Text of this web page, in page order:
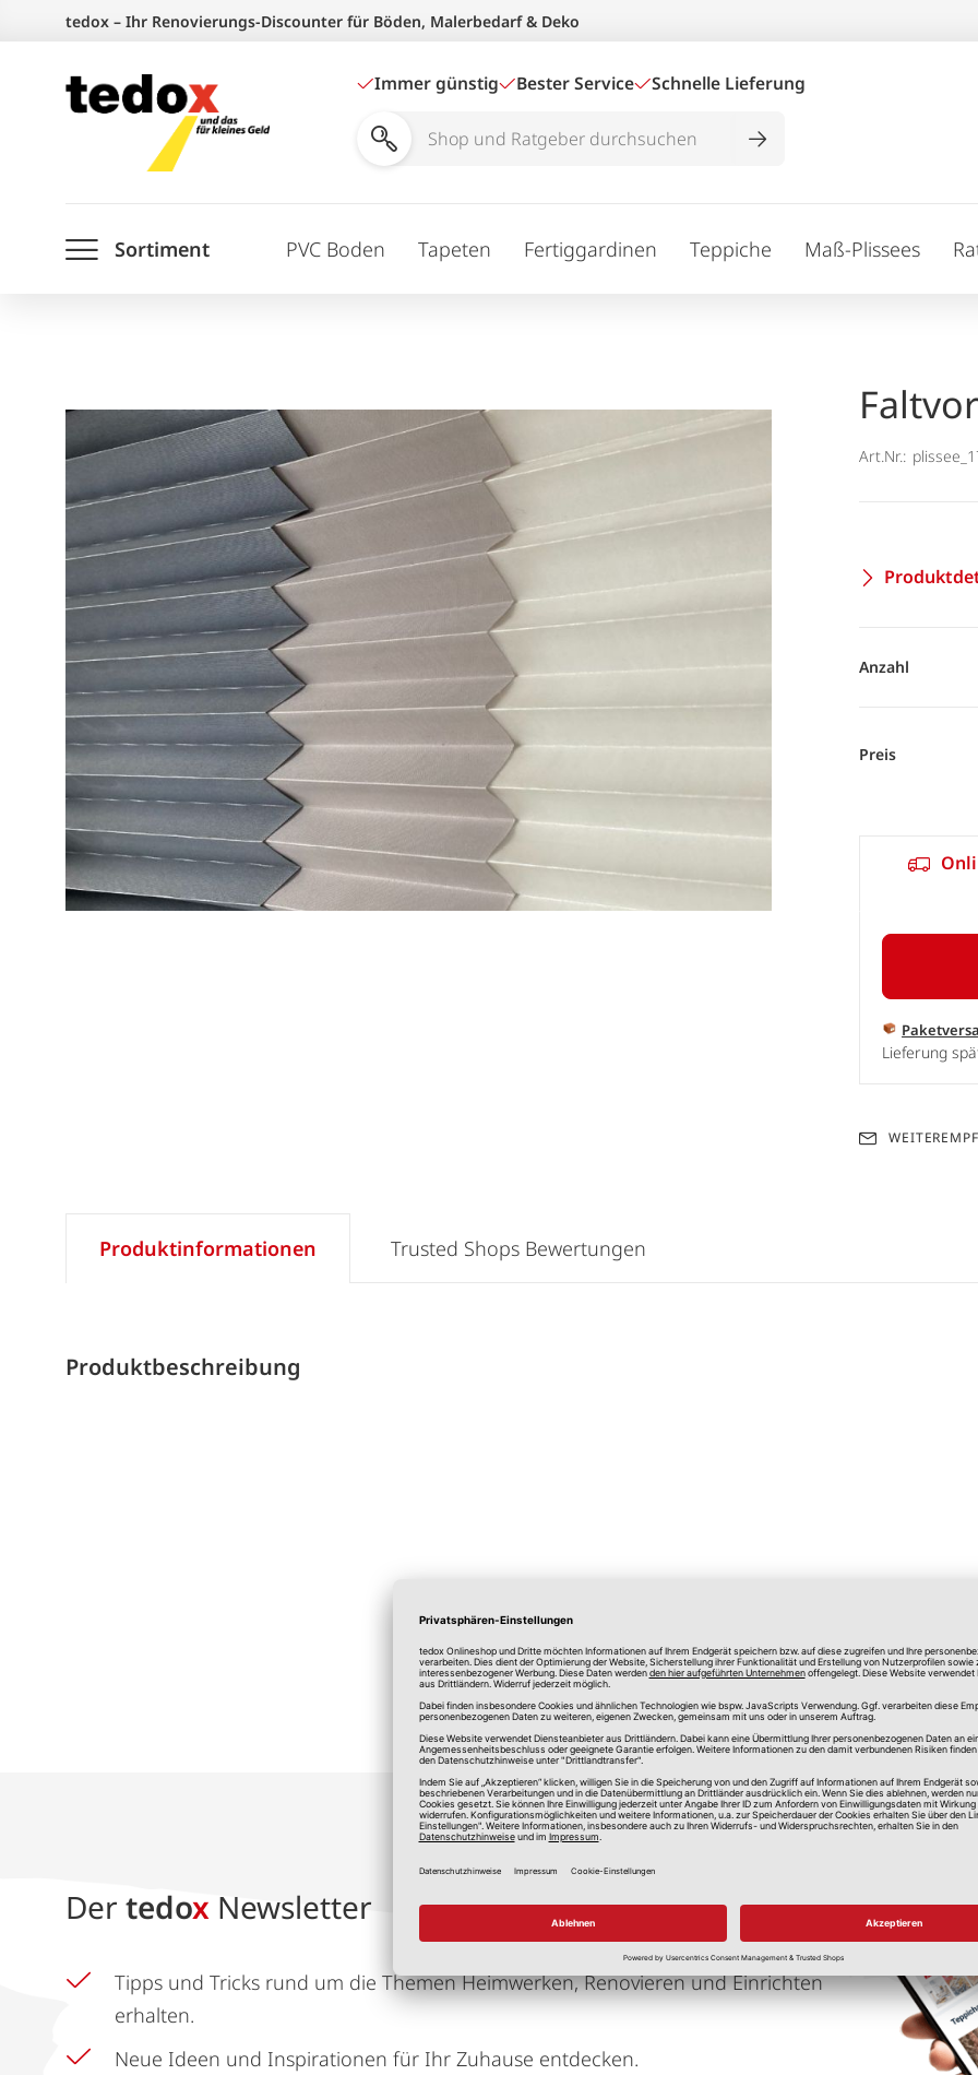
springen
tedox – Ihr Renovierungs-Discounter für Böden, Malerbedarf & Deko
Immer günstig Bester Service Schnelle Lieferung
Shop
durchsuchen
Sortiment PVC Boden Tapeten Fertiggardinen Teppiche Maß-Plissees
Art.Nr.:
Anzahl
Preis
Lieferung
Produktinformationen
Produktbeschreibung
Trusted Shops Bewertungen
*Alle Preise in Euro, inkl. gesetzlicher Mehrwertsteuer, zzgl.
Der tedox Newsletter
Tipps und Tricks rund um die Themen Heimwerken, Renovieren und Einrichten
erhalten.
Neue Ideen und Inspirationen für Ihr Zuhause entdecken.